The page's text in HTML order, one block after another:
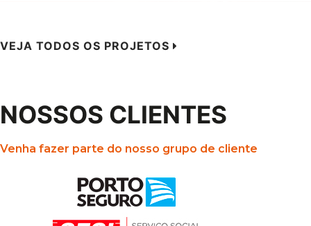
VEJA TODOS OS PROJETOS
NOSSOS CLIENTES
Venha fazer parte do nosso grupo de cliente